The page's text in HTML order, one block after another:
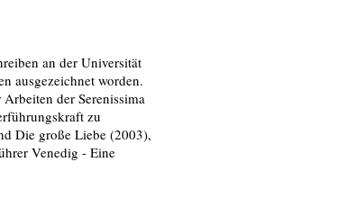
an der Universität
ausgezeichnet worden.
der Serenissima
zu
Die große Liebe (2003),
Venedig - Eine